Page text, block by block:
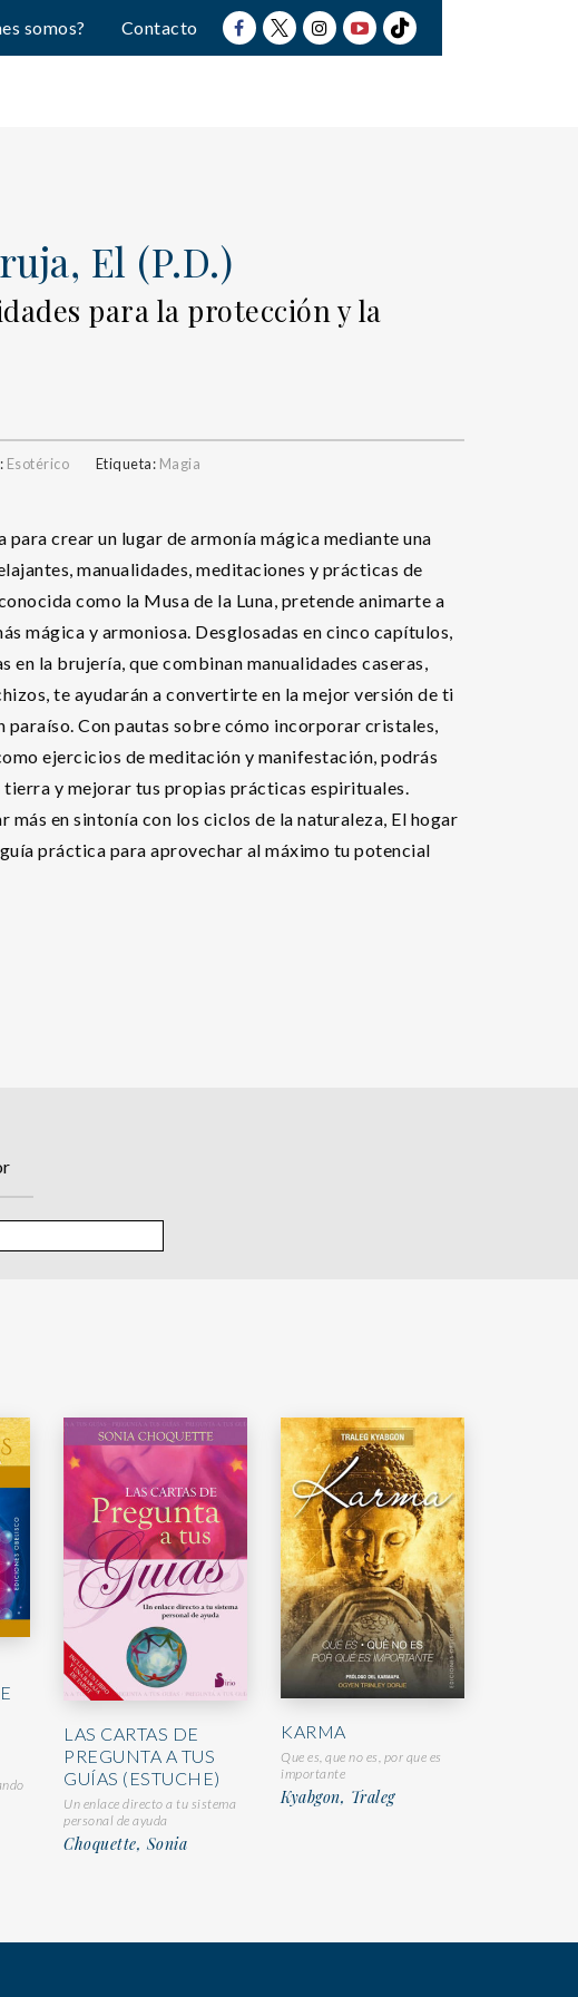
somos? Contacto
El (P.D.)
para la protección y la
Esotérico Etiqueta: Magia
para crear un lugar de armonía mágica mediante una
manualidades, meditaciones y prácticas de
como la Musa de la Luna, pretende animarte a
mágica y armoniosa. Desglosadas en cinco capítulos,
en la brujería, que combinan manualidades caseras,
te ayudarán a convertirte en la mejor versión de ti
paraíso. Con pautas sobre cómo incorporar cristales,
ejercicios de meditación y manifestación, podrás
y mejorar tus propias prácticas espirituales.
más en sintonía con los ciclos de la naturaleza, El hogar
práctica para aprovechar al máximo tu potencial
LAS CARTAS DE
PREGUNTA A TUS
GUÍAS (ESTUCHE)
Un enlace directo a tu sistema
personal de ayuda
Choquette, Sonia
KARMA
Que es, que no es, por que es
importante
Kyabgon, Traleg